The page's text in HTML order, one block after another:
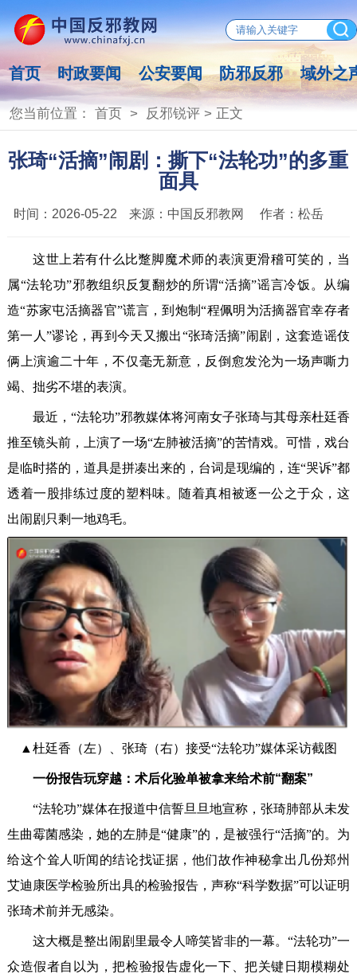
首页 时政要闻 公安要闻 防邪反邪 域外之
您当前位置： 首页> 反邪锐评> 正文
张琦“活摘”闹剧：撕下“法轮功”的多重
面具
时间： 2026-05-22 来源： 中国反邪教网 作者： 松岳
这世上若有什么比蹩脚魔术师的表演更滑稽可笑的，当
属“法轮功”邪教组织反复翻炒的所谓“活摘”谣言冷饭。从编
造“苏家屯活摘器官”谎言，到炮制“程佩明为活摘器官幸存者
第一人”谬论，再到今天又搬出“张琦活摘”闹剧，这套造谣伎
俩上演逾二十年，不仅毫无新意，反倒愈发沦为一场声嘶力
竭、拙劣不堪的表演。
最近，“法轮功”邪教媒体将河南女子张琦与其母亲杜廷香
推至镜头前，上演了一场“左肺被活摘”的苦情戏。可惜，戏台
是临时搭的，道具是拼凑出来的，台词是现编的，连“哭诉”都
透着一股排练过度的塑料味。随着真相被逐一公之于众，这
出闹剧只剩一地鸡毛。
▲杜廷香（左）、张琦（右）接受“法轮功”媒体采访截图
一份报告玩穿越：术后化验单被拿来给术前“翻案”
“法轮功”媒体在报道中信誓旦旦地宣称，张琦肺部从未发
生曲霉菌感染，她的左肺是“健康”的，是被强行“活摘”的。为
给这个耸人听闻的结论找证据，他们故作神秘拿出几份郑州
艾迪康医学检验所出具的检验报告，声称“科学数据”可以证明
张琦术前并无感染。
这大概是整出闹剧里最令人啼笑皆非的一幕。“法轮功”一
众造假者自以为，把检验报告虚化一下、把关键日期模糊处